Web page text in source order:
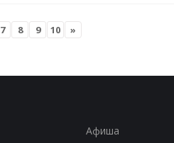
7 8 9 10 »
Афиша